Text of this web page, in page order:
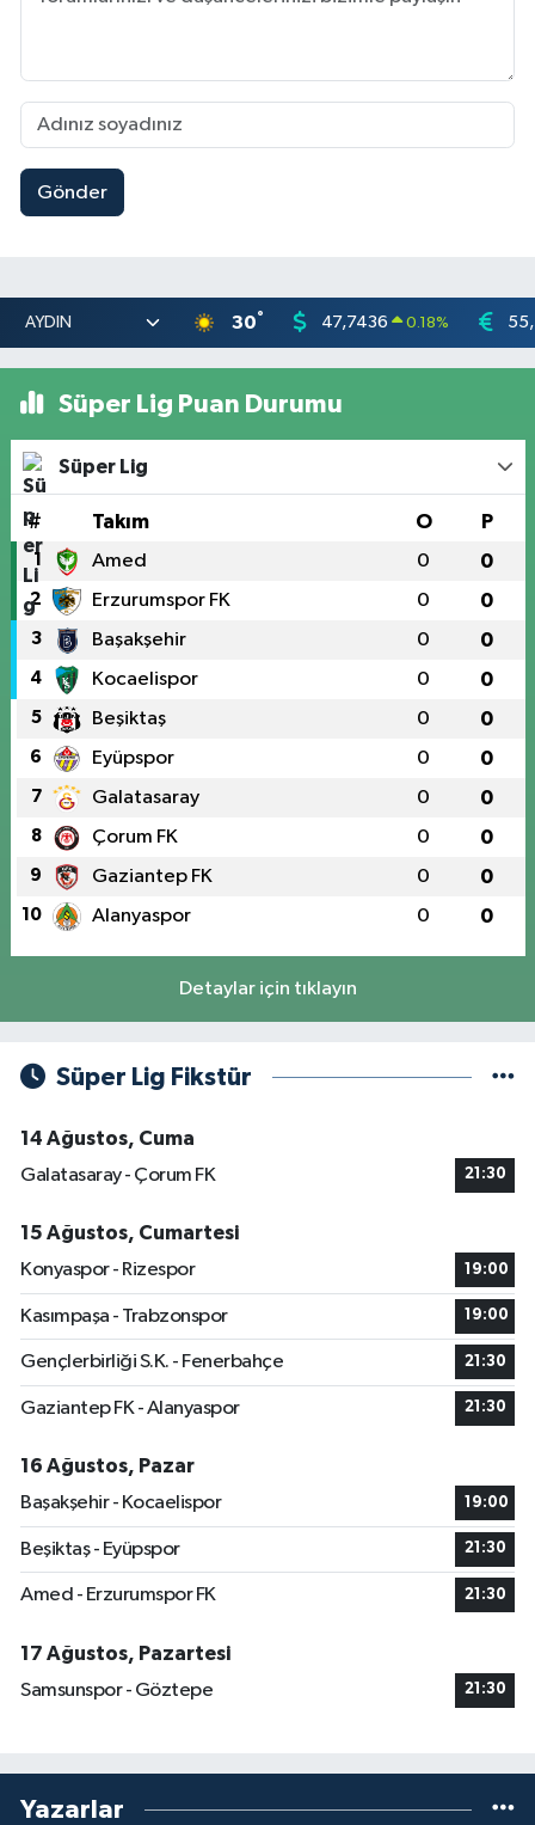
Gönder
30° 47,7436 0.18%
Süper Lig Puan Durumu
Süper Lig
# Takım O P
1 Amed 0 0
2 Erzurumspor FK 0 0
3 Başakşehir 0 0
4 Kocaelispor 0 0
5 Beşiktaş 0 0
6 Eyüpspor 0 0
7 Galatasaray 0 0
8 Çorum FK 0 0
9 Gaziantep FK 0 0
10 Alanyaspor 0 0
Detaylar için tıklayın
Süper Lig Fikstür
14 Ağustos, Cuma
Galatasaray - Çorum FK
21:30
15 Ağustos, Cumartesi
Konyaspor - Rizespor
19:00
Kasımpaşa - Trabzonspor 19:00
Gençlerbirliği S.K. - Fenerbahçe 21:30
Gaziantep FK - Alanyaspor 21:30
16 Ağustos, Pazar
Başakşehir - Kocaelispor
19:00
Beşiktaş - Eyüpspor 21:30
Amed - Erzurumspor FK 21:30
17 Ağustos, Pazartesi
Samsunspor - Göztepe
21:30
Yazarlar